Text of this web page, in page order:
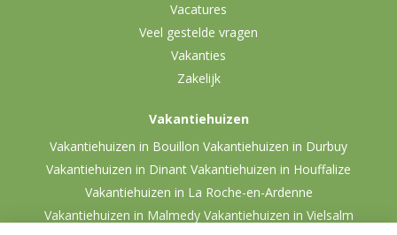
Vacatures
Veel gestelde vragen
Vakanties
Zakelijk
Vakantiehuizen
Vakantiehuizen in Bouillon Vakantiehuizen in Durbuy
Vakantiehuizen in Dinant Vakantiehuizen in Houffalize
Vakantiehuizen in La Roche-en-Ardenne
Vakantiehuizen in Malmedy Vakantiehuizen in Vielsalm